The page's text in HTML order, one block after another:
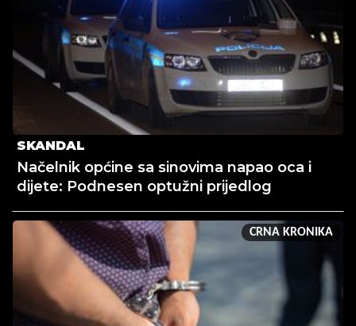
SKANDAL
Načelnik općine sa sinovima napao oca i
dijete: Podnesen optužni prijedlog
CRNA KRONIKA